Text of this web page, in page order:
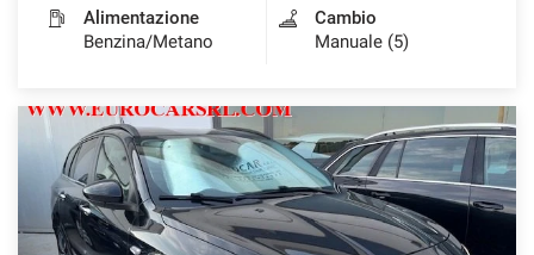
Alimentazione
Benzina/Metano
Cambio
Manuale (5)